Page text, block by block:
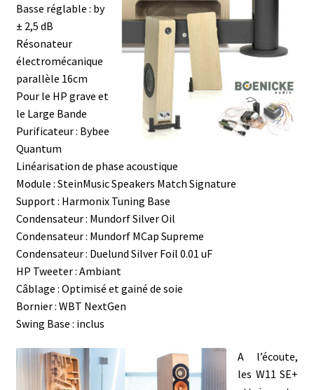
Basse réglable : by
± 2,5 dB
Résonateur
électromécanique
parallèle 16cm
Pour le HP grave et
le Large Bande
Purificateur : Bybee
Quantum
Linéarisation de phase acoustique
Module : SteinMusic Speakers Match Signature
Support : Harmonix Tuning Base
Condensateur : Mundorf Silver Oil
Condensateur : Mundorf MCap Supreme
Condensateur : Duelund Silver Foil 0.01 uF
HP Tweeter : Ambiant
Câblage : Optimisé et gainé de soie
Bornier : WBT NextGen
Swing Base : inclus
A l’écoute,
les W11 SE+